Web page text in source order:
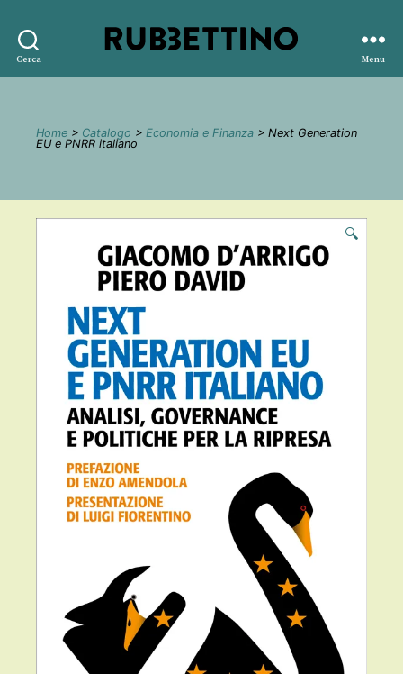
Cerca
editore
Menu
Home > Catalogo > Economia e Finanza > Next Generation
EU e PNRR italiano
🔍